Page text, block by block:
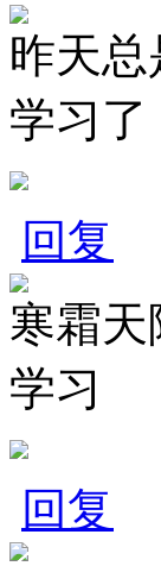
昨天总
学习了
回复
寒霜天
学习
回复